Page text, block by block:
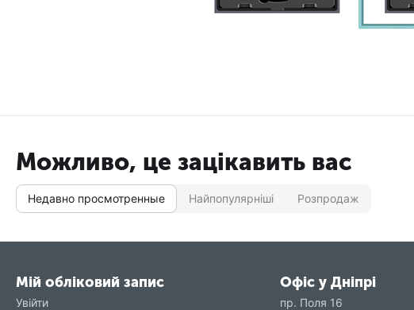
Можливо, це зацікавить вас
Недавно просмотренные Найпопулярніші Розпродаж
Мій обліковий запис
Увійти
Офіс у Дніпрі
пр. Поля 16